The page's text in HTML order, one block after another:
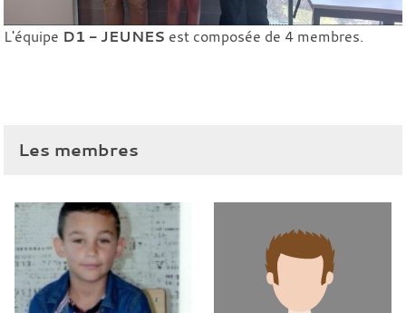
L'équipe D1 - JEUNES est composée de 4 membres.
Les membres